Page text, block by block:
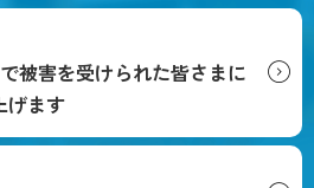
被害を受けられた皆さまに
げます